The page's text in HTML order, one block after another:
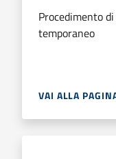
Procedimento
temporaneo
VAI ALLA